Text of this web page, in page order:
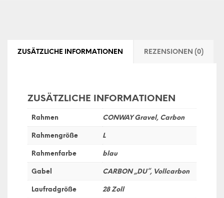
ZUSÄTZLICHE INFORMATIONEN REZENSIONEN (0)
ZUSÄTZLICHE INFORMATIONEN
Rahmen CONWAY Gravel, Carbon
Rahmengröße L
Rahmenfarbe blau
Gabel CARBON „DU“, Vollcarbon
Laufradgröße 28 Zoll